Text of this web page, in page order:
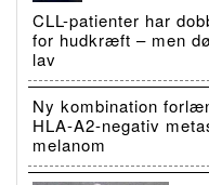
CLL-patienter har
for hudkræft – men
lav
Ny kombination
HLA-A2-negativ
melanom